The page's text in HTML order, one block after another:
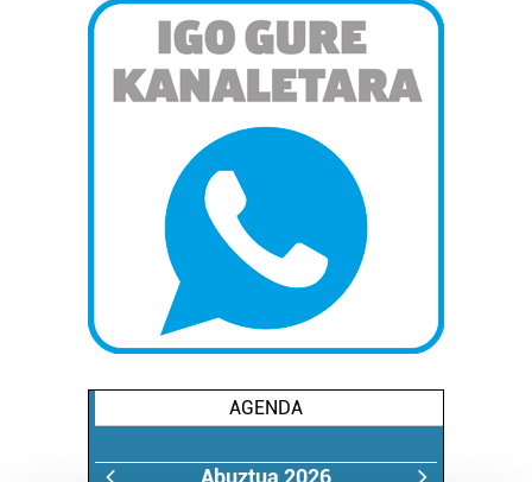
AGENDA
Abuztua 2026